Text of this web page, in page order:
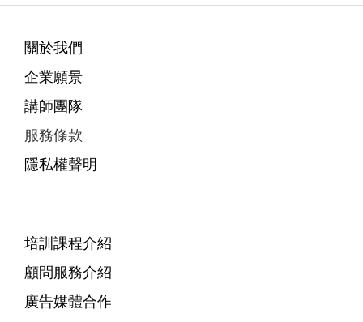
關於我們
企業願景
講師團隊
服務條款
隱私權聲明
培訓課程介紹
顧問服務介紹
廣告媒體合作